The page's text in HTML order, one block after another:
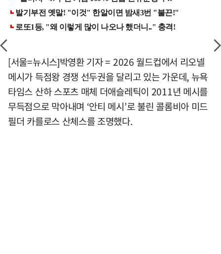
[서울=뉴시스]박영환 기자 = 2026 월드컵에서 리오넬
메시가 득점왕 경쟁 선두권을 달리고 있는 가운데, 뉴욕
타임스 산하 스포츠 매체 더애슬레틱이 2011년 메시를
무득점으로 막아내며 ‘안티 메시’로 불린 콜롬비아 미드
필더 카를로스 산체스를 조명했다.